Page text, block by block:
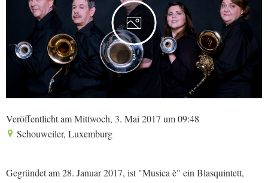
3
Veröffentlicht am Mittwoch, 3. Mai 2017 um 09:48
Schouweiler, Luxemburg
Gegründet am 28. Januar 2017, ist "Musica è" ein Blasquintett,